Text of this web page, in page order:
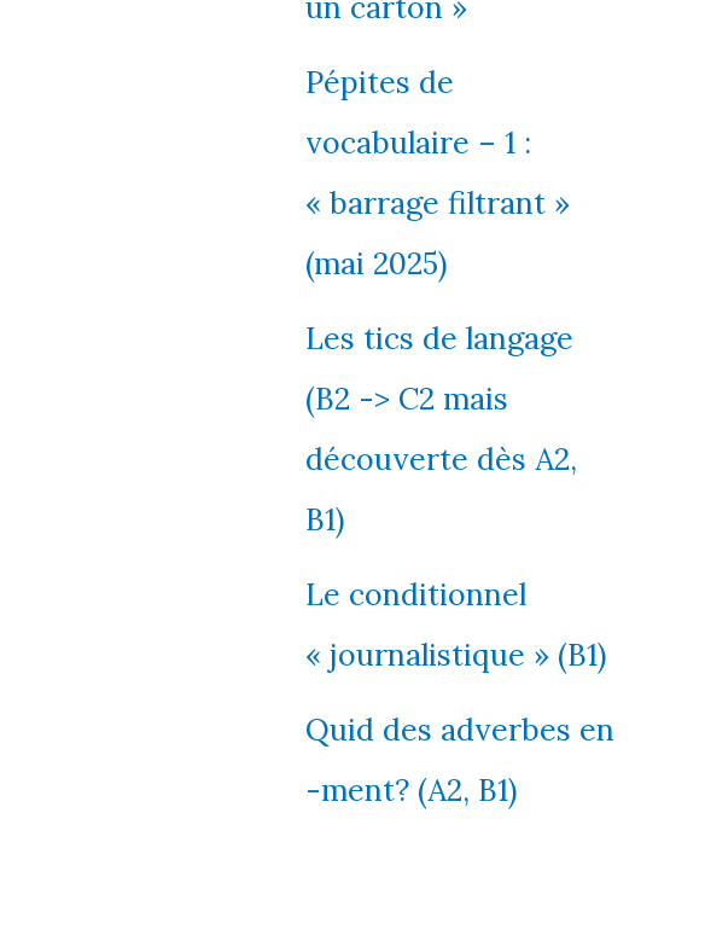
Pépites de
vocabulaire – 1 :
« barrage filtrant »
(mai 2025)
Les tics de langage
(B2 -> C2 mais
découverte dès A2,
B1)
Le conditionnel
« journalistique » (B1)
Quid des adverbes en
-ment? (A2, B1)